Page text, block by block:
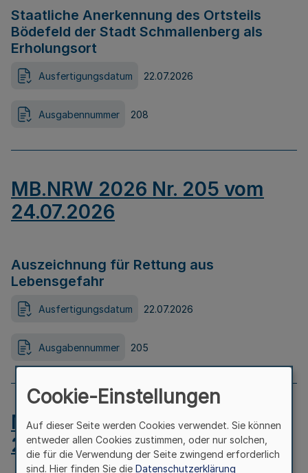
Staatliche Anerkennung des Ortsteils
Bödefeld der Stadt Schmallenberg als
Erholungsort
Ausfertigungsdatum 22.07.2026
Ausgabennummer 208
MB.NRW 2026 Nr. 205 vom
24.07.2026
Auszeichnung für Rettung aus
Lebensgefahr
Ausfertigungsdatum 22.07.2026
Ausgabennummer 205
MB.NRW 2026 Nr. 204 vom
24.07.2026
Cookie-Einstellungen
Auf dieser Seite werden Cookies verwendet. Sie können
entweder allen Cookies zustimmen, oder nur solchen,
die für die Verwendung der Seite zwingend erforderlich
sind. Hier finden Sie die Datenschutzerklärung